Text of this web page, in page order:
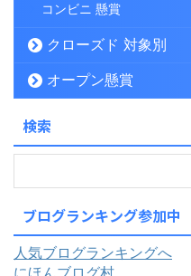
コンビニ 懸賞
クローズド 対象別
オープン懸賞
検索
ブログランキング参加中
人気ブログランキングへ
にほんブログ村